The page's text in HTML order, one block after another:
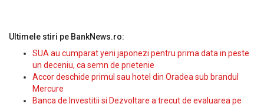
Ultimele stiri pe BankNews.ro:
SUA au cumparat yeni japonezi pentru prima data in peste
un deceniu, ca semn de prietenie
Accor deschide primul sau hotel din Oradea sub brandul
Mercure
Banca de Investitii si Dezvoltare a trecut de evaluarea pe